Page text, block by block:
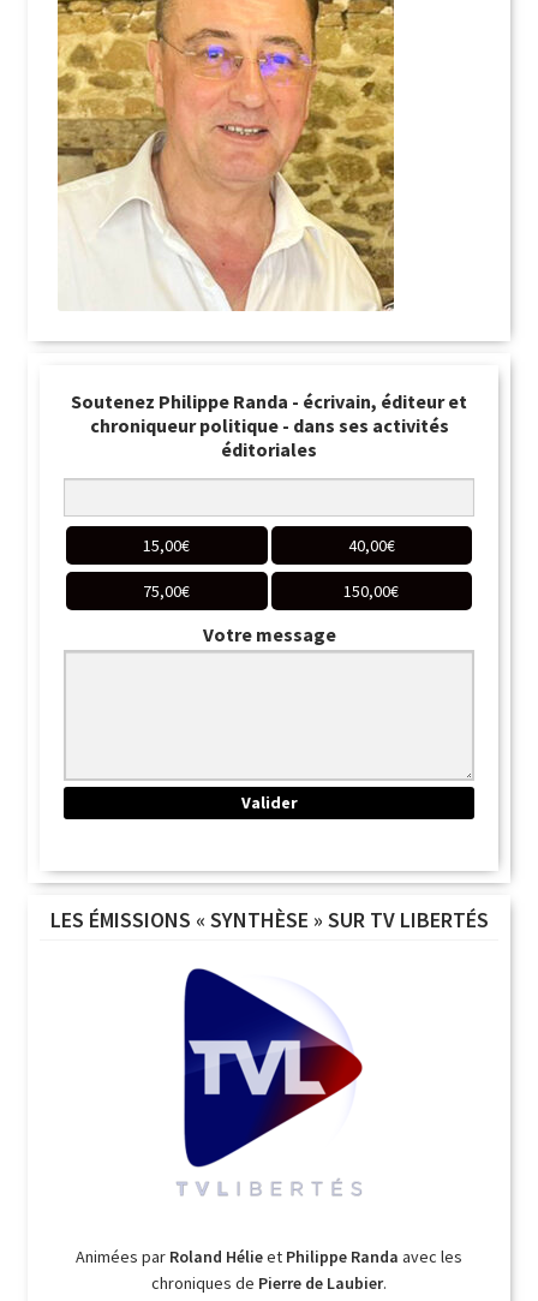
Soutenez Philippe Randa - écrivain, éditeur et
chroniqueur politique - dans ses activités
éditoriales
15,00€ 40,00€
75,00€ 150,00€
Votre message
LES ÉMISSIONS « SYNTHÈSE » SUR TV LIBERTÉS
Animées par Roland Hélieet Philippe Randa avec les
chroniques de Pierre de Laubier.